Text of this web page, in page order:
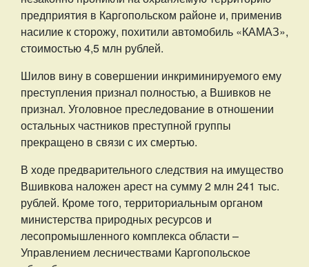
предприятия в Каргопольском районе и, применив
насилие к сторожу, похитили автомобиль «КАМАЗ»,
стоимостью 4,5 млн рублей.
Шилов вину в совершении инкриминируемого ему
преступления признал полностью, а Вшивков не
признал. Уголовное преследование в отношении
остальных частников преступной группы
прекращено в связи с их смертью.
В ходе предварительного следствия на имущество
Вшивкова наложен арест на сумму 2 млн 241 тыс.
рублей. Кроме того, территориальным органом
министерства природных ресурсов и
лесопромышленного комплекса области ­–
Управлением лесничествами Каргопольское